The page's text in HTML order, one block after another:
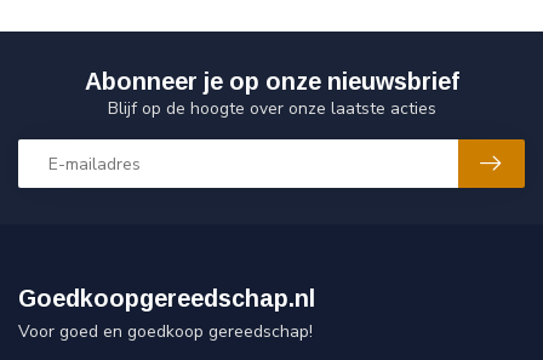
Abonneer je op onze nieuwsbrief
Blijf op de hoogte over onze laatste acties
Goedkoopgereedschap.nl
Voor goed en goedkoop gereedschap!